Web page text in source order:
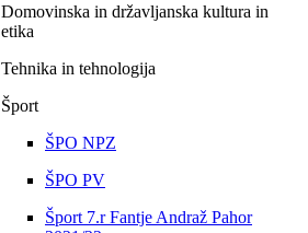
Domovinska in državljanska kultura in
etika
Tehnika in tehnologija
Šport
ŠPO NPZ
ŠPO PV
Šport 7.r Fantje Andraž Pahor